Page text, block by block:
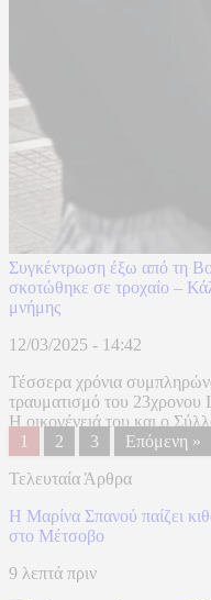
Συγκέντρωση έξω από τη
σκοτώθηκε σε τροχαίο –
μνήμης
12/03/2025 - 14:42
Τέσσερα χρόνια
τραυματισμό του
Η οικογένειά του και ο
1
2 3
Επόμενη »
Τελευταία Άρθρα
Η Μαρίνα Σπανού παίζει
στο Μέτσοβο
9 λεπτά πριν